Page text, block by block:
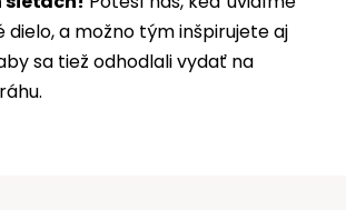
dielo, a možno tým inšpirujete aj
sa tiež odhodlali vydať na